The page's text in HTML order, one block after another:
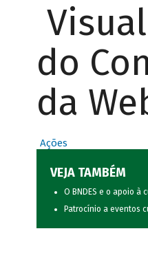
do
da
Ações
VEJA TAMBÉM
O BNDES e o apoio à
Patrocínio a eventos